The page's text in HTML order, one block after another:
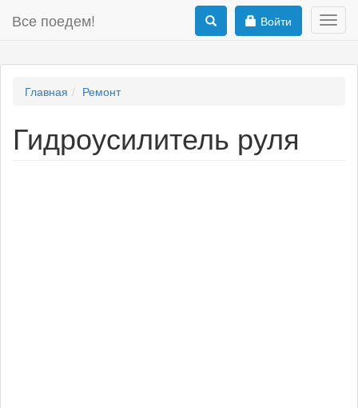
Все поедем! Войти
Главная Ремонт
Гидроусилитель руля